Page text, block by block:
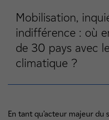
Mobilisation,
indifférence : où
de 30 pays avec
climatique ?
En tant qu’acteur majeur